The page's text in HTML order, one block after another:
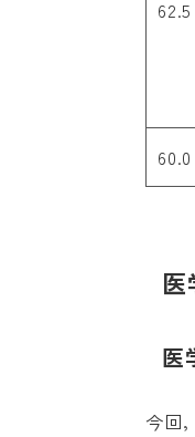
62.5
60.0
医
今回